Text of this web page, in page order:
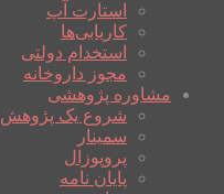
استارت آپ
کاریابی‌ها
استخدام دولتی
مجوز داروخانه
مشاوره پژوهشی
شروع یک پژوهش
سمینار
پروپوزال
پایان نامه